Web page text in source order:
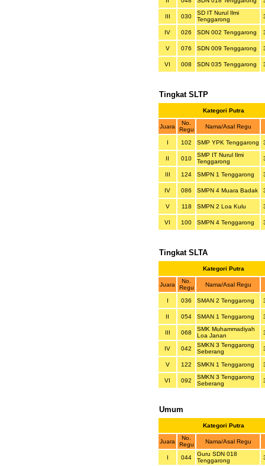
III 030
SD IT Nurul Ilmi
Tenggarong
IV 026 SDN 002 Tenggarong
V 076 SDN 009 Tenggarong
VI 008 SDN 035 Tenggarong
Tingkat SLTP
Kategori Putra
Juara
No.
Regu
Nama/Asal Regu
I 102 SMP YPK Tenggarong
II 010
SMP IT Nurul Ilmi
Tenggarong
III 124 SMPN 1 Tenggarong
IV 086 SMPN 4 Muara Badak
V 118 SMPN 2 Loa Kulu
VI 100 SMPN 4 Tenggarong
Tingkat SLTA
Kategori Putra
Juara
No.
Regu
Nama/Asal Regu
I 036 SMAN 2 Tenggarong
II 054 SMAN 1 Tenggarong
III 068
SMK Muhammadiyah
Loa Janan
IV 042
SMKN 3 Tenggarong
Seberang
V 122 SMKN 1 Tenggarong
VI 092
SMKN 3 Tenggarong
Seberang
Umum
Kategori Putra
Juara
No.
Regu
Nama/Asal Regu
I 044
Guru SDN 018
Tenggarong